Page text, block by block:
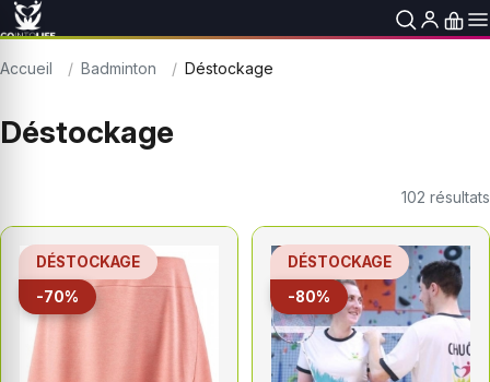
Accueil Badminton Déstockage
Déstockage
102 résultats
DÉSTOCKAGE
-70%
DÉSTOCKAGE
-80%